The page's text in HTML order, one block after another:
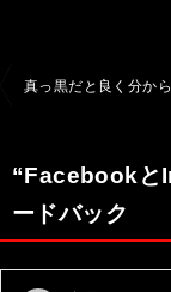
ゲ
ー
真っ黒だと良く分か
“Facebookと
ードバック